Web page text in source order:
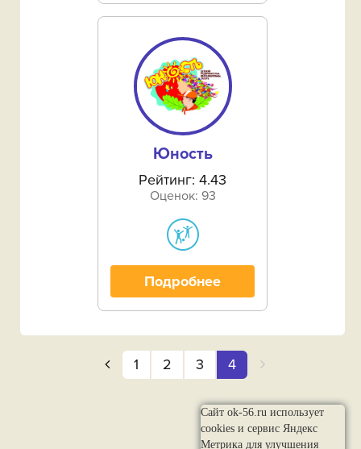
Ясненский район‎
ЗАТО Комаровский
Юность
Рейтинг: 4.43
Оценок: 93
Подробнее
1 2 3 4
Сайт ok-56.ru использует
cookies и сервис Яндекс
Метрика для улучшения